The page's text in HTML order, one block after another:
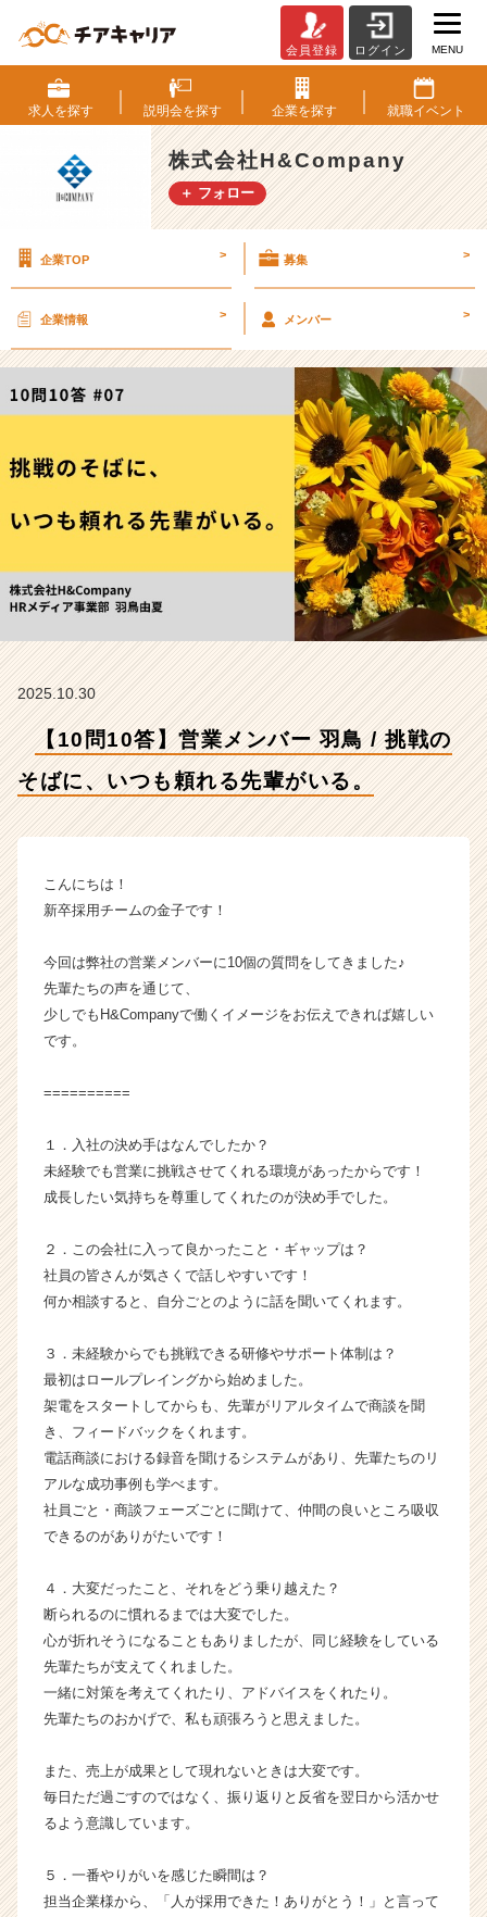
0
問
1
0
答】
営
バ
鳥
に、
い
る。
【株
会
&
m
p
a
ム
ラ
イ
|
ベ
ン
チ
ー・
成
長
企
業
ら
ス
カ
ト
が
届
就
活
サ
ト
チ
ア
リ
ア
会員登録 ログイン MENU
求人を探す 説明会を探す 企業を探す 就職イベント
株式会社H&Company
＋ フォロー
企業TOP > 募集 >
企業情報 > メンバー >
2025.10.30
【10問10答】営業メンバー 羽鳥 / 挑戦の
そばに、いつも頼れる先輩がいる。
こんにちは！
新卒採用チームの金子です！
今回は弊社の営業メンバーに10個の質問をしてきました♪
先輩たちの声を通じて、
少しでもH&Companyで働くイメージをお伝えできれば嬉しい
です。
==========
１．入社の決め手はなんでしたか？
未経験でも営業に挑戦させてくれる環境があったからです！
成長したい気持ちを尊重してくれたのが決め手でした。
２．この会社に入って良かったこと・ギャップは？
社員の皆さんが気さくで話しやすいです！
何か相談すると、自分ごとのように話を聞いてくれます。
３．未経験からでも挑戦できる研修やサポート体制は？
最初はロールプレイングから始めました。
架電をスタートしてからも、先輩がリアルタイムで商談を聞
き、フィードバックをくれます。
電話商談における録音を聞けるシステムがあり、先輩たちのリ
アルな成功事例も学べます。
社員ごと・商談フェーズごとに聞けて、仲間の良いところ吸収
できるのがありがたいです！
４．大変だったこと、それをどう乗り越えた？
断られるのに慣れるまでは大変でした。
心が折れそうになることもありましたが、同じ経験をしている
先輩たちが支えてくれました。
一緒に対策を考えてくれたり、アドバイスをくれたり。
先輩たちのおかげで、私も頑張ろうと思えました。
また、売上が成果として現れないときは大変です。
毎日ただ過ごすのではなく、振り返りと反省を翌日から活かせ
るよう意識しています。
５．一番やりがいを感じた瞬間は？
担当企業様から、「人が採用できた！ありがとう！」と言って